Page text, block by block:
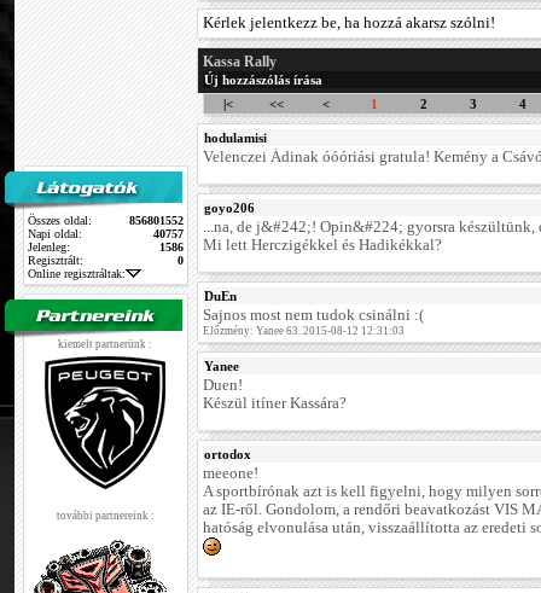
Összes oldal:
856801552
Napi oldal:
40757
Jelenleg:
1586
Regisztrált:
0
Online regisztráltak:
kiemelt partnerünk :
további partnereink :
Kérlek jelentkezz be, ha hozzá akarsz szólni!
Kassa Rally
Új hozzászólás írása
|<
<< < 1 2 3 4
hodulamisi
Velenczei Ádinak óóóriási gratula! Kemény a
goyo206
...na, de j&#242;! Opin&#224; gyorsra készültünk,
Mi lett Herczigékkel és Hadikékkal?
DuEn
Sajnos most nem tudok csinálni :(
Előzmény: Yanee 63. 2015-08-12 12:31:03
Yanee
Duen!
Készül itíner Kassára?
ortodox
meeone!
A sportbírónak azt is kell figyelni, hogy milyen
az IE-ről. Gondolom, a rendőri beavatkozást VIS
hatóság elvonulása után, visszaállította az eredeti